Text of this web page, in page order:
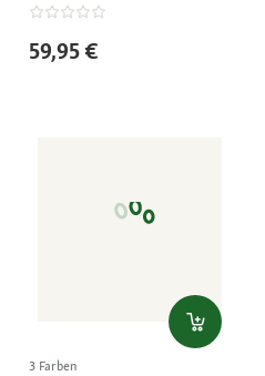
59,95 €
3 Farben